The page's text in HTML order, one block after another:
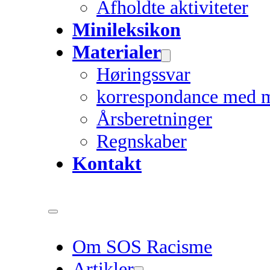
Afholdte aktiviteter
Minileksikon
Materialer
Høringssvar
korrespondance med
Årsberetninger
Regnskaber
Kontakt
Om SOS Racisme